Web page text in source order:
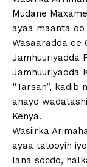
Mudane
ayaa maanta
Wasaaradda ee
Jamhuuriyadda
Jamhuuriyadda
“Tarsan”, kadib
ahayd
Kenya.
Wasiirka
ayaa talooyin
lana socdo,